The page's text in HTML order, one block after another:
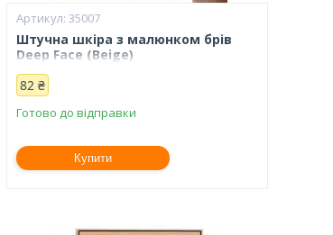
35007
Штучна шкіра з малюнком брів
Deep Face (Beige)
82 ₴
Готово до відправки
Купити